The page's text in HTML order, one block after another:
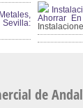
Ahorrar
de